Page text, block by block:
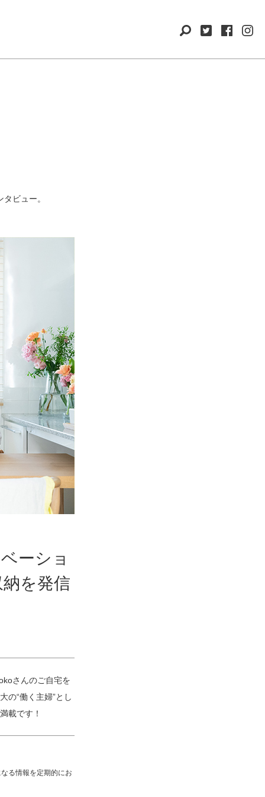
ビュー。
ーショ
を発信
さんのご自宅を
の“働く主婦”とし
載です！
る情報を定期的にお